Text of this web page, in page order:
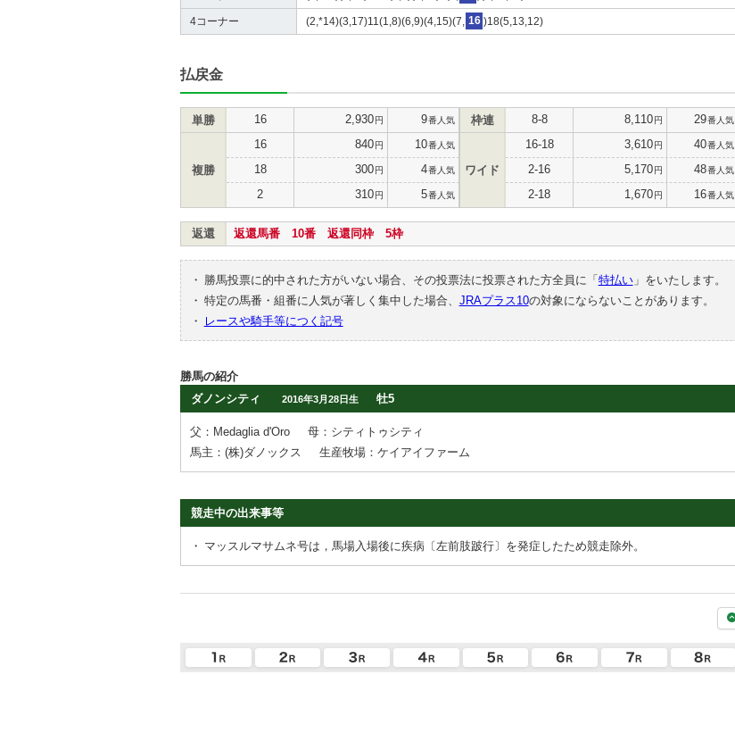
4コーナー (2,*14)(3,17)11(1,8)(6,9)(4,15)(7, 16 )18(5,13,12)
払戻金
単勝 16 2,930円 9番人気
複勝
16 840円 10番人気
18 300円 4番人気
2 310円 5番人気
枠連 8-8 8,110円 29番人気
ワイド
16-18 3,610円 40番人気
2-16 5,170円 48番人気
2-18 1,670円 16番人気
返還 返還馬番 10番 返還同枠 5枠
・ 勝馬投票に的中された方がいない場合、その投票法に投票された方全員に「 特払い」をいたします。
・ 特定の馬番・組番に人気が著しく集中した場合、 JRAプラス10の対象にならないことがあります。
・
レースや騎手等につく記号
勝馬の紹介
ダノンシティ
2016年3月28日生 牡5
父：Medaglia d'Oro
母：シティトゥシティ
馬主：(株)ダノックス
生産牧場：ケイアイファーム
競走中の出来事等
・ マッスルマサムネ号は，馬場入場後に疾病〔左前肢跛行〕を発症したため競走除外。